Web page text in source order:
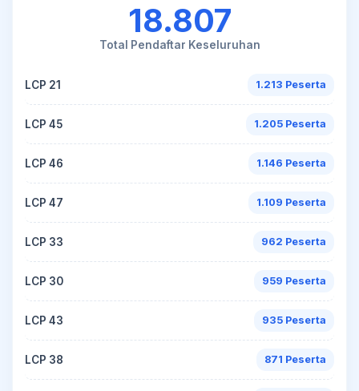
18.807
Total Pendaftar Keseluruhan
LCP 21 1.213 Peserta
LCP 45 1.205 Peserta
LCP 46 1.146 Peserta
LCP 47 1.109 Peserta
LCP 33 962 Peserta
LCP 30 959 Peserta
LCP 43 935 Peserta
LCP 38 871 Peserta